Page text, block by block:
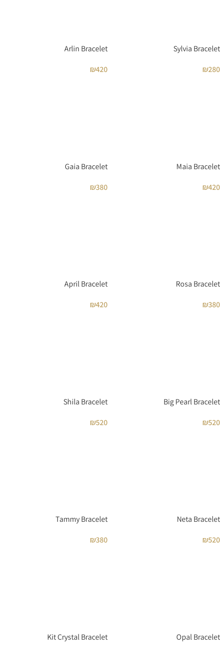
Sylvia Bracelet
₪280
Arlin Bracelet
₪420
Maia Bracelet
₪420
Gaia Bracelet
₪380
Rosa Bracelet
₪380
April Bracelet
₪420
Big Pearl Bracelet
₪520
Shila Bracelet
₪520
Neta Bracelet
₪520
Tammy Bracelet
₪380
Opal Bracelet
Kit Crystal Bracelet